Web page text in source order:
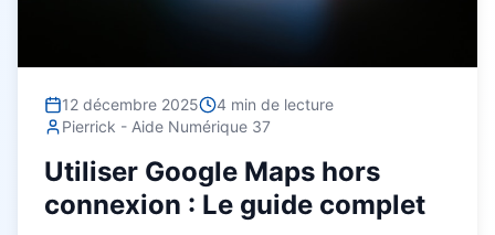
12 décembre 2025 4 min de lecture
Pierrick - Aide Numérique 37
Utiliser Google Maps hors
connexion : Le guide complet